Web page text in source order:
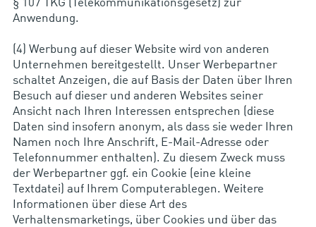
§ 107 TKG (Telekommunikationsgesetz) zur
Anwendung.
(4) Werbung auf dieser Website wird von anderen
Unternehmen bereitgestellt. Unser Werbepartner
schaltet Anzeigen, die auf Basis der Daten über Ihren
Besuch auf dieser und anderen Websites seiner
Ansicht nach Ihren Interessen entsprechen (diese
Daten sind insofern anonym, als dass sie weder Ihren
Namen noch Ihre Anschrift, E-Mail-Adresse oder
Telefonnummer enthalten). Zu diesem Zweck muss
der Werbepartner ggf. ein Cookie (eine kleine
Textdatei) auf Ihrem Computerablegen. Weitere
Informationen über diese Art des
Verhaltensmarketings, über Cookies und über das